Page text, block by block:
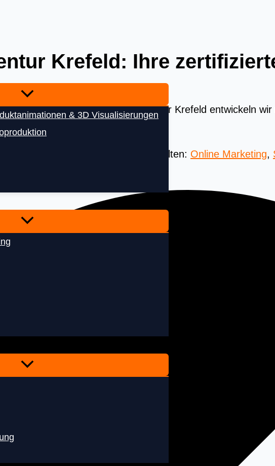
& 3D Visualisierungen
Krefeld: Ihre
Als Ihre lokale SEA Agentur für Krefeld entwickeln
Ihren Umsatz steigern.
Sie das Beste aus aller Welten: Online Marketing,